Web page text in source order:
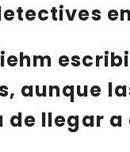
aunque
de llegar